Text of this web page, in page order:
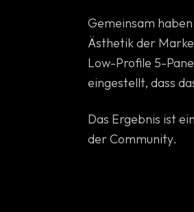
Gemeinsam
Ästhetik der
Low-Profile 5-
eingestellt, dass
Das Ergebnis ist
der Community.